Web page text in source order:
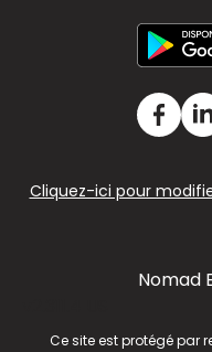
Cliquez-ici pour
Nomad
Ce site est protégé par